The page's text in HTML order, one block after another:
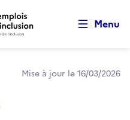
principal
Menu
Mise à jour le 16/03/2026